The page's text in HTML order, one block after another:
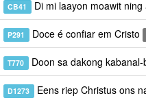
CB41 Di mi laayon moawit ning
P291 Doce é confiar em Cristo
T770 Doon sa dakong kabanal-
D1273 Eens riep Christus ons